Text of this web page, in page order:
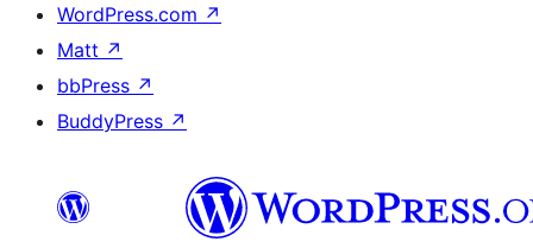
WordPress.com ↗
Matt ↗
bbPress ↗
BuddyPress ↗